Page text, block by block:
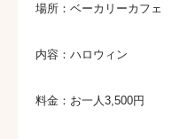
場所：ベーカリーカフェ
内容：ハロウィン
料金：お一人3,500円